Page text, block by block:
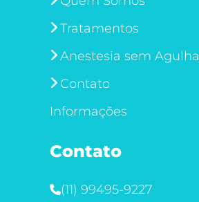
Tratamentos
Anestesia sem Agulha
Contato
Informações
Contato
(11) 99495-9227